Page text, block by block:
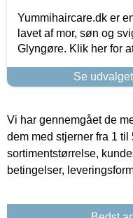
Yummihaircare.dk er
lavet af mor, søn og
Glyngøre. Klik her for
Se
Vi har gennemgået de
dem med stjerner fra 1
sortimentstørrelse,
betingelser,